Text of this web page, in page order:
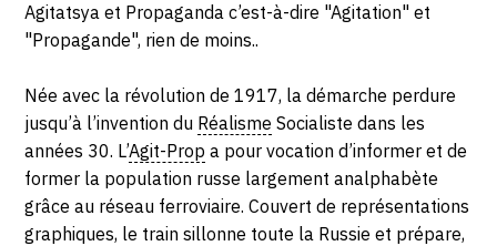
LEXIQUE ARTISTIQUE
SERVICES
CRÉER SON CATALOGUE RAISONNÉ
ABONNEMENTS DÉDIÉS AUX GALERISTES
Agitatsya et Propaganda c’est-à-dire "Agitation" et
"Propagande", rien de moins..
Née avec la révolution de 1917, la démarche perdure
jusqu’à l’invention du Réalisme Socialiste dans les
années 30. L’Agit-Prop a pour vocation d’informer et de
former la population russe largement analphabète
grâce au réseau ferroviaire. Couvert de représentations
graphiques, le train sillonne toute la Russie et prépare,